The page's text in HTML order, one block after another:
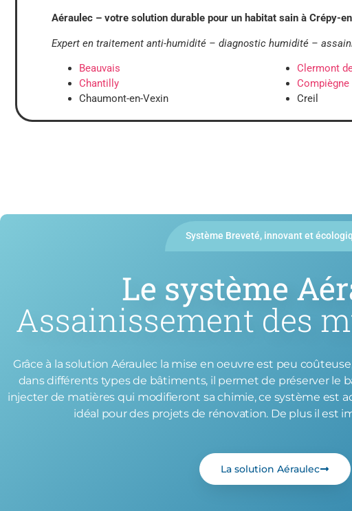
Aéraulec – votre solution durable pour un habitat sain à Crépy-
Expert en traitement anti-humidité – diagnostic humidité –
Beauvais
Chantilly
Chaumont-en-Vexin
Clermont
Compiègne
Creil
Système Breveté, innovant et
Le système
Assainissement des
Grâce à la solution Aéraulec la mise en oeuvre est peu
dans différents types de bâtiments, il permet de préserver le
injecter de matières qui modifieront sa chimie, ce système est
idéal pour des projets de rénovation. De plus il est
La solution Aéraulec